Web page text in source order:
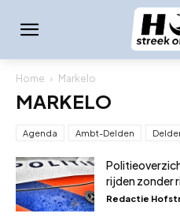
Home Markelo
MARKELO
Agenda Ambt-Delden
rijden zonder
Redactie